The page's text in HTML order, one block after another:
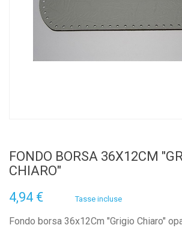
FONDO BORSA 36X12CM
CHIARO"
4,94 €
Tasse incluse
Fondo borsa 36x12Cm "Grigio Chiaro"